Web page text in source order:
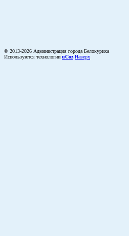
© 2013-2026 Администрация города Белокуриха
Используются технологии uCoz Наверх